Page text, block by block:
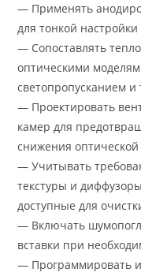
— Применять
для тонкой
— Сопоставлять
оптическими
светопропусканием
— Проектировать
камер для
снижения
— Учитывать
текстуры и
доступные для
— Включать
вставки при
— Программировать